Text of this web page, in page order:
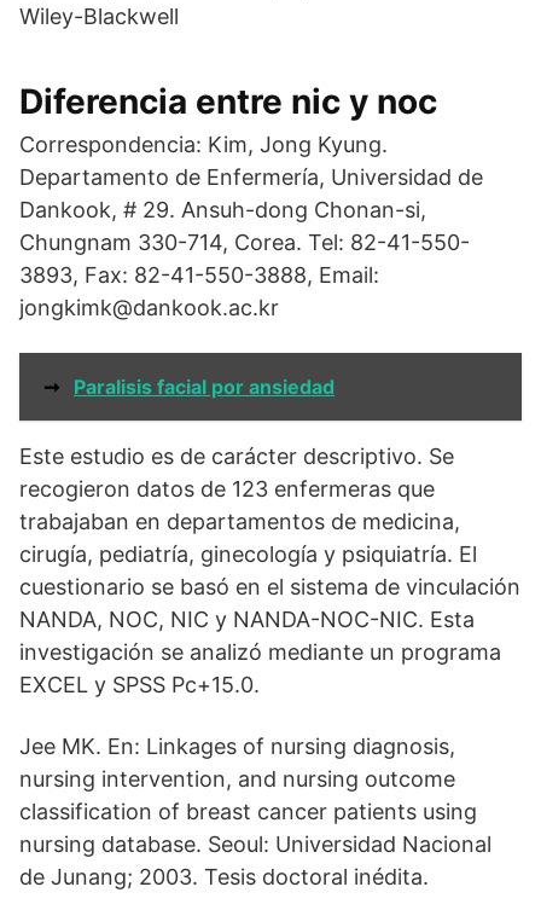
Wiley-Blackwell
Diferencia entre nic y noc
Correspondencia: Kim, Jong Kyung.
Departamento de Enfermería, Universidad de
Dankook, # 29. Ansuh-dong Chonan-si,
Chungnam 330-714, Corea. Tel: 82-41-550-
3893, Fax: 82-41-550-3888, Email:
jongkimk@dankook.ac.kr
➞ Paralisis facial por ansiedad
Este estudio es de carácter descriptivo. Se
recogieron datos de 123 enfermeras que
trabajaban en departamentos de medicina,
cirugía, pediatría, ginecología y psiquiatría. El
cuestionario se basó en el sistema de vinculación
NANDA, NOC, NIC y NANDA-NOC-NIC. Esta
investigación se analizó mediante un programa
EXCEL y SPSS Pc+15.0.
Jee MK. En: Linkages of nursing diagnosis,
nursing intervention, and nursing outcome
classification of breast cancer patients using
nursing database. Seoul: Universidad Nacional
de Junang; 2003. Tesis doctoral inédita.